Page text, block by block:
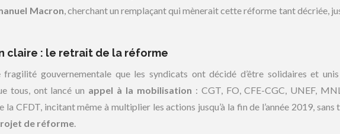
Macron, cherchant un remplaçant qui mènerait cette réforme tant décriée,
claire : le retrait de la réforme
fragilité gouvernementale que les syndicats ont décidé d’être solidaires et
tous, ont lancé un appel à la mobilisation : CGT, FO, CFE-CGC, UNEF,
la CFDT, incitant même à multiplier les actions jusqu’à la fin de l’année 2019, sans
de réforme.